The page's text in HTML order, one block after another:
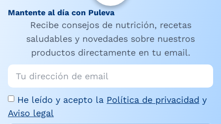
Mantente al día con Puleva
Recibe consejos de nutrición, recetas
saludables y novedades sobre nuestros
productos directamente en tu email.
He leído y acepto la Política de privacidad y
Aviso legal